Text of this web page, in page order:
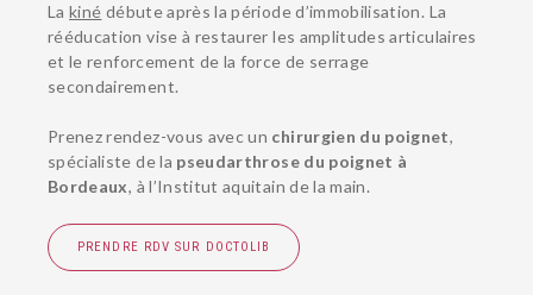
Lakiné débute après la période d’immobilisation. La
rééducation vise à restaurer les amplitudes articulaires
et le renforcement de la force de serrage
secondairement.
Prenez rendez-vous avec un chirurgien du poignet,
spécialiste de la pseudarthrose du poignet à
Bordeaux, à l’Institut aquitain de la main.
PRENDRE RDV SUR DOCTOLIB